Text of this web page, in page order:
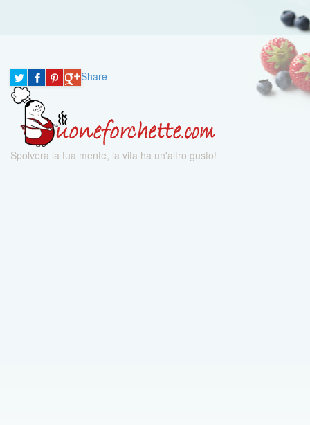
Share
Spolvera la tua mente, la vita ha un'altro gusto!